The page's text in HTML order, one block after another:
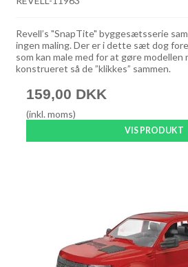
Revell’s "SnapTite" byggesætsserie
ingen maling. Der er i dette sæt dog
som kan male med for at gøre
konstrueret så de ”klikkes” sammen.
159,00 DKK
(inkl. moms)
VIS PRODUKT